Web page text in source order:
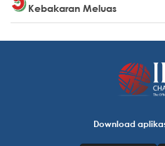
Kebakaran Meluas
Download